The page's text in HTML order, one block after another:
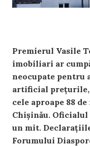
Premierul Vasile
imobiliari ar
neocupate pentru
artificial prețurile,
cele aproape 88
Chișinău. Oficialul
un mit.
Forumului